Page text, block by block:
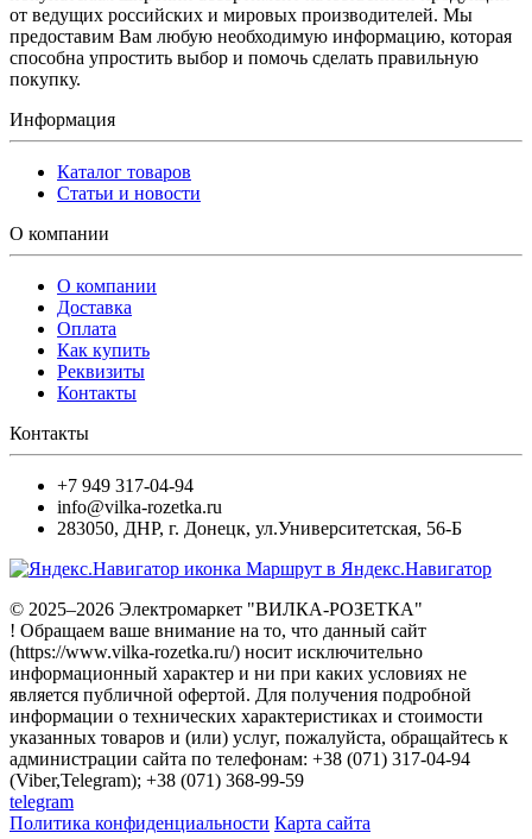
от ведущих российских и мировых производителей. Мы
предоставим Вам любую необходимую информацию, которая
способна упростить выбор и помочь сделать правильную
покупку.
Информация
Каталог товаров
Статьи и новости
О компании
О компании
Доставка
Оплата
Как купить
Реквизиты
Контакты
Контакты
+7 949 317-04-94
info@vilka-rozetka.ru
283050, ДНР, г. Донецк, ул.Университетская, 56-Б
Маршрут в Яндекс.Навигатор
© 2025–2026 Электромаркет "ВИЛКА-РОЗЕТКА"
! Обращаем ваше внимание на то, что данный сайт
(https://www.vilka-rozetka.ru/) носит исключительно
информационный характер и ни при каких условиях не
является публичной офертой. Для получения подробной
информации о технических характеристиках и стоимости
указанных товаров и (или) услуг, пожалуйста, обращайтесь к
администрации сайта по телефонам: +38 (071) 317-04-94
(Viber,Telegram); +38 (071) 368-99-59
telegram
Политика конфиденциальности Карта сайта